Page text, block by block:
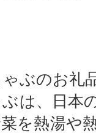
ぶのお礼
は、日本
を熱湯や